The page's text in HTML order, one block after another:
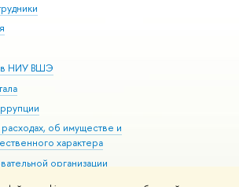
в НИУ ВШЭ
об имуществе и
характера
организации
возможностями здоровья